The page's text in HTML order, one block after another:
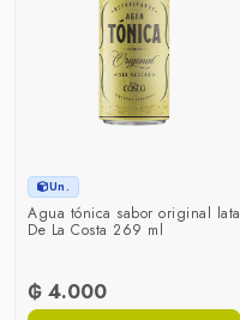
Un.
Agua tónica sabor original lata
De La Costa 269 ml
₲ 4.000